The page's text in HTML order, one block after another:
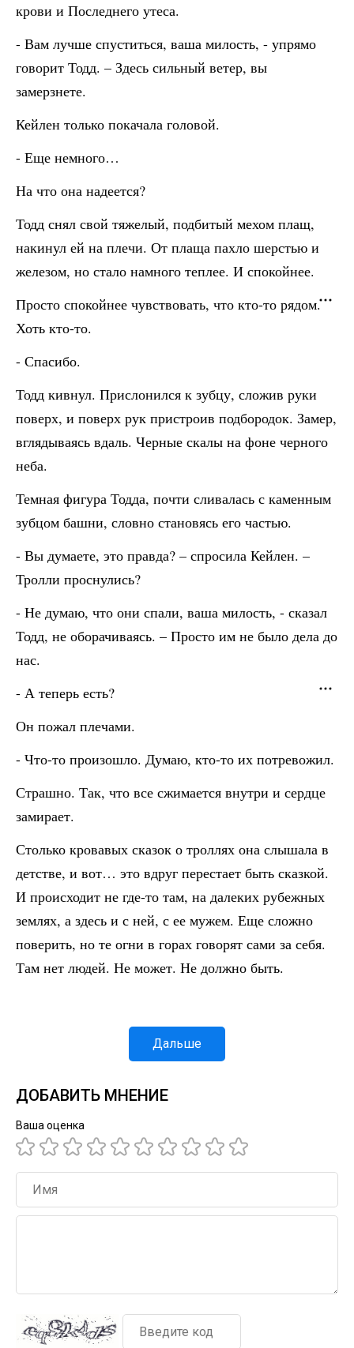
крови и Последнего утеса.
- Вам лучше спуститься, ваша милость, - упрямо
говорит Тодд. – Здесь сильный ветер, вы
замерзнете.
Кейлен только покачала головой.
- Еще немного…
На что она надеется?
Тодд снял свой тяжелый, подбитый мехом плащ,
накинул ей на плечи. От плаща пахло шерстью и
железом, но стало намного теплее. И спокойнее.
Просто спокойнее чувствовать, что кто-то рядом.
Хоть кто-то.
- Спасибо.
Тодд кивнул. Прислонился к зубцу, сложив руки
поверх, и поверх рук пристроив подбородок. Замер,
вглядываясь вдаль. Черные скалы на фоне черного
неба.
Темная фигура Тодда, почти сливалась с каменным
зубцом башни, словно становясь его частью.
- Вы думаете, это правда? – спросила Кейлен. –
Тролли проснулись?
- Не думаю, что они спали, ваша милость, - сказал
Тодд, не оборачиваясь. – Просто им не было дела до
нас.
- А теперь есть?
Он пожал плечами.
- Что-то произошло. Думаю, кто-то их потревожил.
Страшно. Так, что все сжимается внутри и сердце
замирает.
Столько кровавых сказок о троллях она слышала в
детстве, и вот… это вдруг перестает быть сказкой.
И происходит не где-то там, на далеких рубежных
землях, а здесь и с ней, с ее мужем. Еще сложно
поверить, но те огни в горах говорят сами за себя.
Там нет людей. Не может. Не должно быть.
Дальше
ДОБАВИТЬ МНЕНИЕ
Ваша оценка